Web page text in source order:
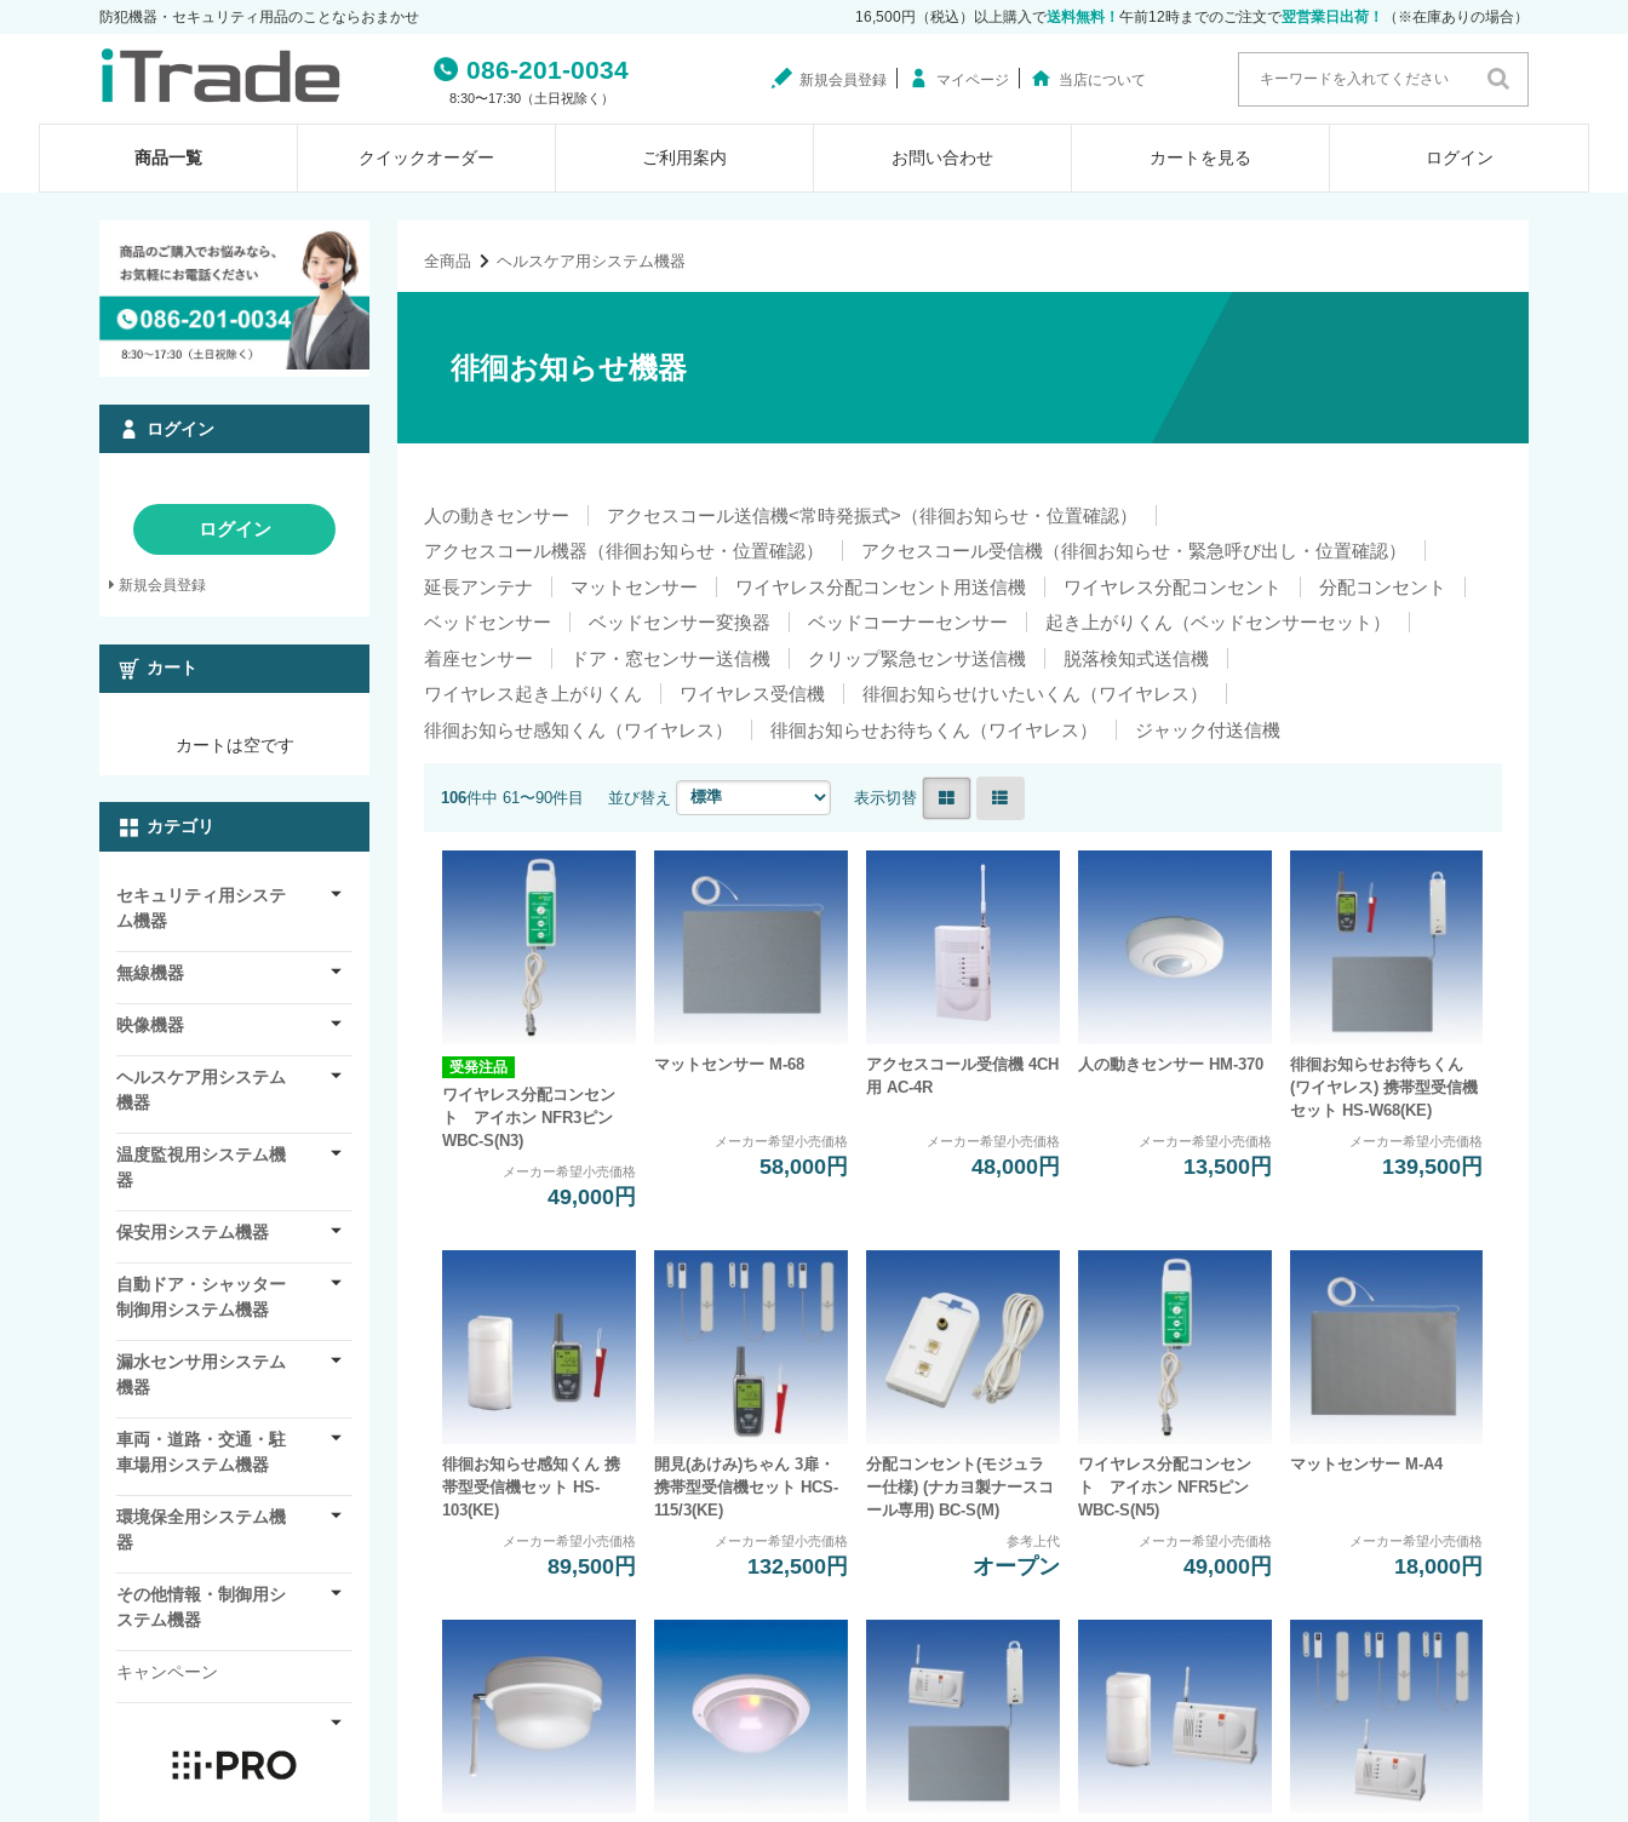
防犯機器・セキュリティ用品のことならおまかせ 16,500円（税込）以上購入で送料無料！ 午前12時までのご注文で翌営業日出荷！ （※在庫ありの場合）
086-201-0034
8:30〜17:30（土日祝除く）
新規会員登録 マイページ 当店について
商品一覧 クイックオーダー ご利用案内 お問い合わせ カートを見る ログイン
全商品 ヘルスケア用システム機器
徘徊お知らせ機器
人の動きセンサー
アクセスコール送信機<常時発振式>（徘徊お知らせ・位置確認）
アクセスコール機器（徘徊お知らせ・位置確認）
アクセスコール受信機（徘徊お知らせ・緊急呼び出し・位置確認）
延長アンテナ
マットセンサー ワイヤレス分配コンセント用送信機 ワイヤレス分配コンセント
分配コンセント
ベッドセンサー
ベッドセンサー変換器 ベッドコーナーセンサー
起き上がりくん（ベッドセンサーセット）
着座センサー
ドア・窓センサー送信機 クリップ緊急センサ送信機
脱落検知式送信機
ワイヤレス起き上がりくん
ワイヤレス受信機
徘徊お知らせけいたいくん（ワイヤレス）
徘徊お知らせ感知くん（ワイヤレス）
徘徊お知らせお待ちくん（ワイヤレス） ジャック付送信機
106件中 61〜90件目 並び替え 表示切替
受発注品
ワイヤレス分配コンセン
ト アイホン NFR3ピン
WBC-S(N3)
メーカー希望小売価格
49,000円
マットセンサー M-68
メーカー希望小売価格
58,000円
アクセスコール受信機 4CH
用 AC-4R
メーカー希望小売価格
48,000円
人の動きセンサー HM-370
メーカー希望小売価格
13,500円
徘徊お知らせお待ちくん
(ワイヤレス) 携帯型受信機
セット HS-W68(KE)
メーカー希望小売価格
139,500円
徘徊お知らせ感知くん 携
帯型受信機セット HS-
103(KE)
メーカー希望小売価格
89,500円
開見(あけみ)ちゃん 3扉・
携帯型受信機セット HCS-
115/3(KE)
メーカー希望小売価格
132,500円
分配コンセント(モジュラ
ー仕様) (ナカヨ製ナースコ
ール専用) BC-S(M)
参考上代
オープン
ワイヤレス分配コンセン
ト アイホン NFR5ピン
WBC-S(N5)
メーカー希望小売価格
49,000円
マットセンサー M-A4
メーカー希望小売価格
18,000円
ログイン
ログイン
新規会員登録
カート
カートは空です
カテゴリ
セキュリティ用システ
ム機器
無線機器
映像機器
ヘルスケア用システム
機器
温度監視用システム機
器
保安用システム機器
自動ドア・シャッター
制御用システム機器
漏水センサ用システム
機器
車両・道路・交通・駐
車場用システム機器
環境保全用システム機
器
その他情報・制御用シ
ステム機器
キャンペーン